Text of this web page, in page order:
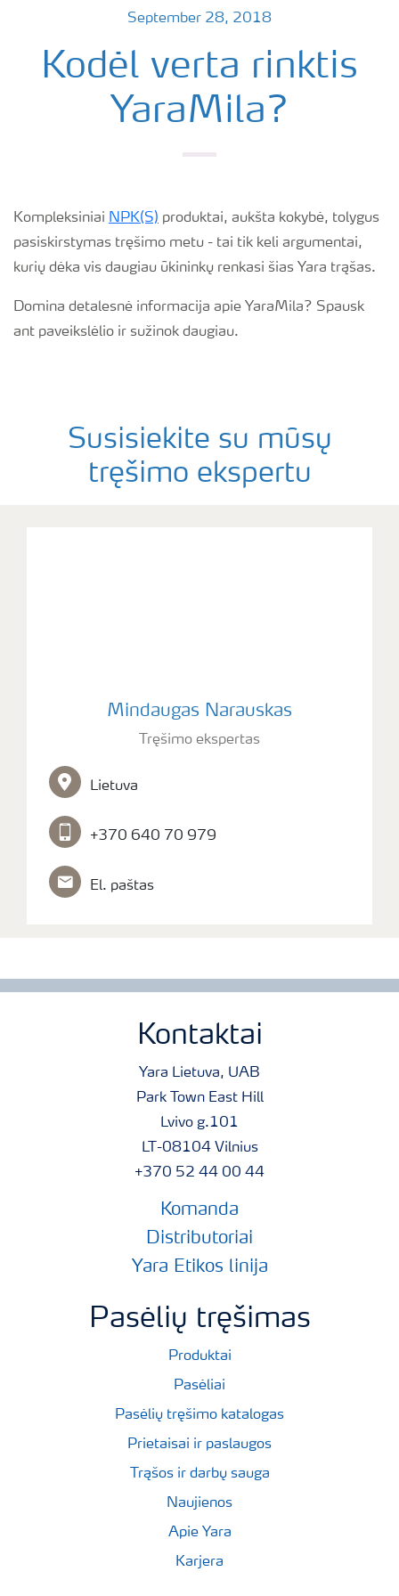
September 28, 2018
Kodėl verta rinktis
YaraMila?
Kompleksiniai NPK(S) produktai, aukšta kokybė, tolygus
pasiskirstymas tręšimo metu - tai tik keli argumentai,
kurių dėka vis daugiau ūkininkų renkasi šias Yara trąšas.
Domina detalesnė informacija apie YaraMila? Spausk
ant paveikslėlio ir sužinok daugiau.
Susisiekite su mūsų
tręšimo ekspertu
Mindaugas Narauskas
Tręšimo ekspertas
Lietuva
+370 640 70 979
El. paštas
Kontaktai
Yara Lietuva, UAB
Park Town East Hill
Lvivo g.101
LT-08104 Vilnius
+370 52 44 00 44
Komanda
Distributoriai
Yara Etikos linija
Pasėlių tręšimas
Produktai
Pasėliai
Pasėlių tręšimo katalogas
Prietaisai ir paslaugos
Trąšos ir darbų sauga
Naujienos
Apie Yara
Karjera